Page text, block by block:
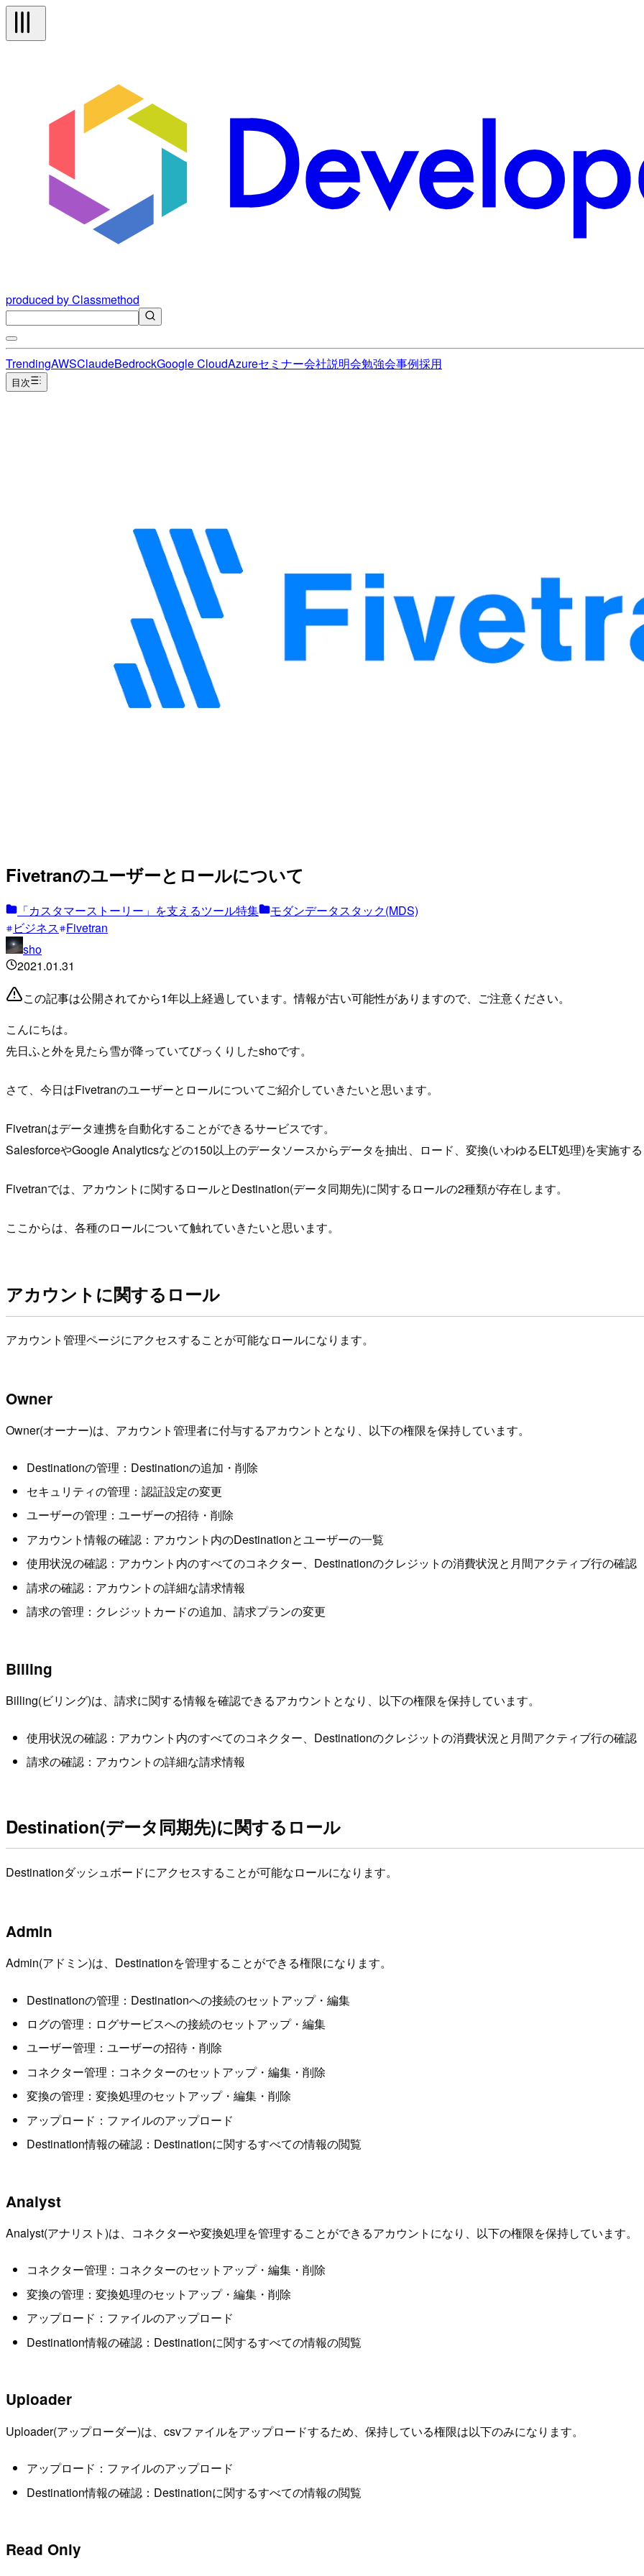
produced by Classmethod
TrendingAWSClaudeBedrockGoogle CloudAzureセミナー会社説明会勉強会事例採用
目次
Fivetranのユーザーとロールについて
「カスタマーストーリー」を支えるツール特集
モダンデータスタック(MDS)
ビジネス Fivetran
sho
2021.01.31
この記事は公開されてから1年以上経過しています。情報が古い可能性がありますので、ご注意ください。
こんにちは。
先日ふと外を見たら雪が降っていてびっくりしたshoです。
さて、今日はFivetranのユーザーとロールについてご紹介していきたいと思います。
Fivetranはデータ連携を自動化することができるサービスです。
SalesforceやGoogle Analyticsなどの150以上のデータソースからデータを抽出、ロード、変換(いわゆるELT処理)を実施する
Fivetranでは、アカウントに関するロールとDestination(データ同期先)に関するロールの2種類が存在します。
ここからは、各種のロールについて触れていきたいと思います。
アカウントに関するロール
アカウント管理ページにアクセスすることが可能なロールになります。
Owner
Owner(オーナー)は、アカウント管理者に付与するアカウントとなり、以下の権限を保持しています。
Destinationの管理：Destinationの追加・削除
セキュリティの管理：認証設定の変更
ユーザーの管理：ユーザーの招待・削除
アカウント情報の確認：アカウント内のDestinationとユーザーの一覧
使用状況の確認：アカウント内のすべてのコネクター、Destinationのクレジットの消費状況と月間アクティブ行の確認
請求の確認：アカウントの詳細な請求情報
請求の管理：クレジットカードの追加、請求プランの変更
Billing
Billing(ビリング)は、請求に関する情報を確認できるアカウントとなり、以下の権限を保持しています。
使用状況の確認：アカウント内のすべてのコネクター、Destinationのクレジットの消費状況と月間アクティブ行の確認
請求の確認：アカウントの詳細な請求情報
Destination(データ同期先)に関するロール
Destinationダッシュボードにアクセスすることが可能なロールになります。
Admin
Admin(アドミン)は、Destinationを管理することができる権限になります。
Destinationの管理：Destinationへの接続のセットアップ・編集
ログの管理：ログサービスへの接続のセットアップ・編集
ユーザー管理：ユーザーの招待・削除
コネクター管理：コネクターのセットアップ・編集・削除
変換の管理：変換処理のセットアップ・編集・削除
アップロード：ファイルのアップロード
Destination情報の確認：Destinationに関するすべての情報の閲覧
Analyst
Analyst(アナリスト)は、コネクターや変換処理を管理することができるアカウントになり、以下の権限を保持しています。
コネクター管理：コネクターのセットアップ・編集・削除
変換の管理：変換処理のセットアップ・編集・削除
アップロード：ファイルのアップロード
Destination情報の確認：Destinationに関するすべての情報の閲覧
Uploader
Uploader(アップローダー)は、csvファイルをアップロードするため、保持している権限は以下のみになります。
アップロード：ファイルのアップロード
Destination情報の確認：Destinationに関するすべての情報の閲覧
Read Only